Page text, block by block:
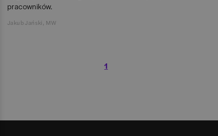
pracowników.
Jakub Jański, MW
1